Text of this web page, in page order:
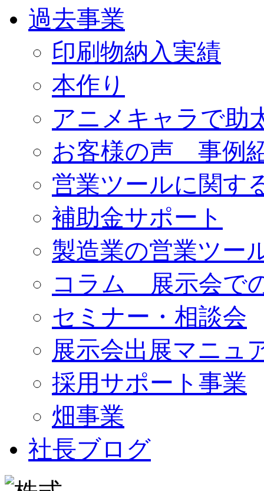
過去事業
印刷物納入実績
本作り
アニメキャラで助
お客様の声 事例
営業ツールに関す
補助金サポート
製造業の営業ツー
コラム 展示会で
セミナー・相談会
展示会出展マニュ
採用サポート事業
畑事業
社長ブログ